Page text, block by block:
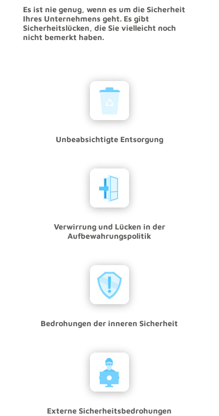
Es ist nie genug, wenn es um die Sicherheit
Ihres Unternehmens geht. Es gibt
Sicherheitslücken, die Sie vielleicht noch
nicht bemerkt haben.
Unbeabsichtigte Entsorgung
Verwirrung und Lücken in der
Aufbewahrungspolitik
Bedrohungen der inneren Sicherheit
Externe Sicherheitsbedrohungen